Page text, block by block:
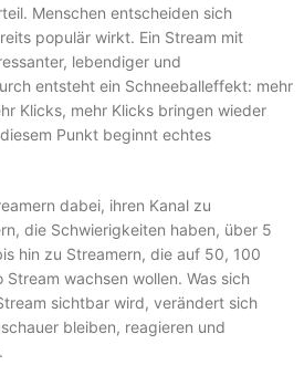
Menschen entscheiden sich
populär wirkt. Ein Stream mit
lebendiger und
entsteht ein Schneeballeffekt: mehr
Klicks, mehr Klicks bringen wieder
Punkt beginnt echtes
dabei, ihren Kanal zu
die Schwierigkeiten haben, über 5
hin zu Streamern, die auf 50, 100
wachsen wollen. Was sich
sichtbar wird, verändert sich
bleiben, reagieren und